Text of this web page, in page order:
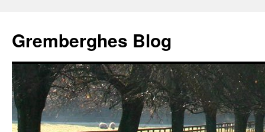
de
inhoud
Gremberghes Blog